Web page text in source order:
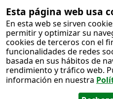
Esta página web usa
En esta web se sirven
permitir y optimizar su
cookies de terceros con el
funcionalidades de redes
basada en sus hábitos de
rendimiento y tráfico web.
información en nuestra